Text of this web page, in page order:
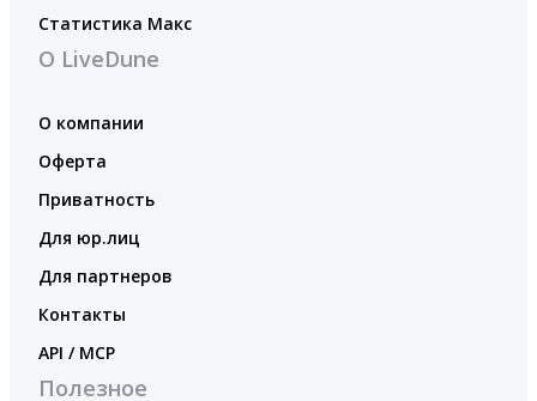
Статистика Макс
О LiveDune
О компании
Оферта
Приватность
Для юр.лиц
Для партнеров
Контакты
API / MCP
Полезное